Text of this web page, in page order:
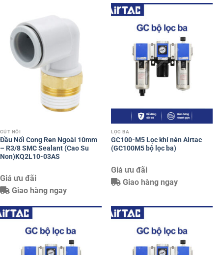
CÚT NỐI
Đầu Nối Cong Ren Ngoài 10mm
– R3/8 SMC Sealant (Cao Su
Non)KQ2L10-03AS
Giá ưu đãi
Giao hàng ngay
LỌC BA
GC100-M5 Lọc khí nén Airtac
(GC100M5 bộ lọc ba)
Giá ưu đãi
Giao hàng ngay